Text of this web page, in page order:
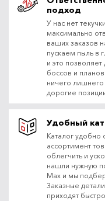
подход
У нас нет
максимально
ваших заказов
пускаем пыль в
и это
боссов и
ничего
дорогие
Удобный
Каталог удобно
ассортимент
облегчить и
нашли нужную
Max и мы
Заказные
приходят